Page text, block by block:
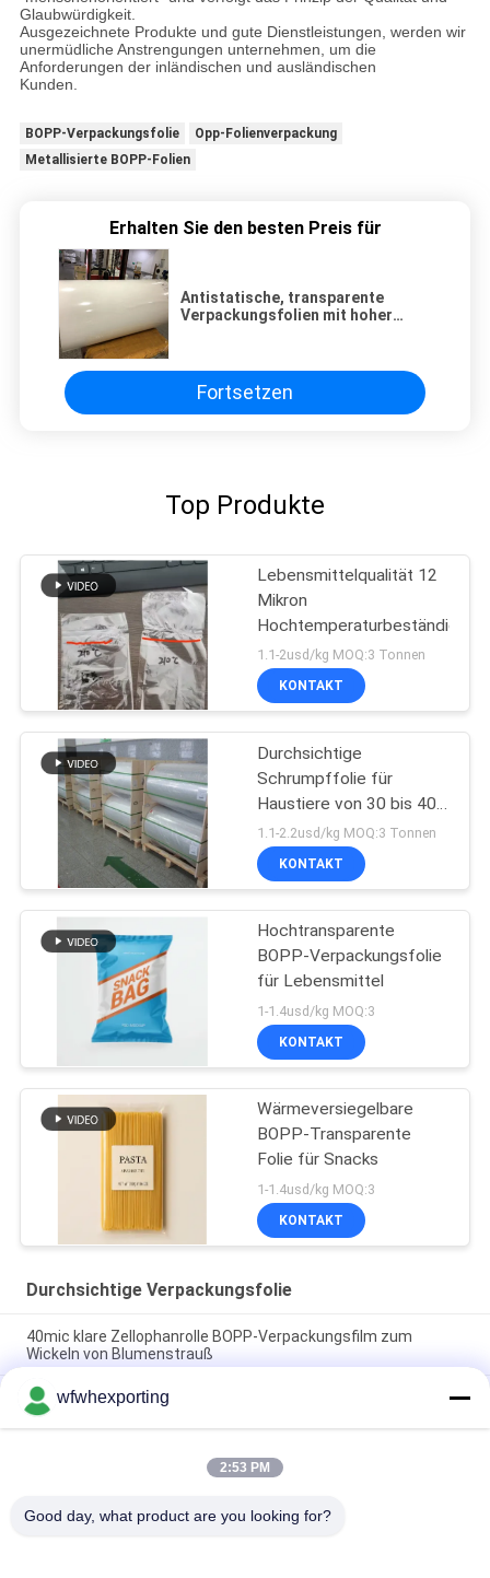
Glaubwürdigkeit.
Ausgezeichnete Produkte und gute Dienstleistungen, werden wir
unermüdliche Anstrengungen unternehmen, um die
Anforderungen der inländischen und ausländischen
Kunden.
BOPP-Verpackungsfolie
Opp-Folienverpackung
Metallisierte BOPP-Folien
Erhalten Sie den besten Preis für
Antistatische, transparente
Verpackungsfolien mit hoher
Fortsetzen
Top Produkte
Lebensmittelqualität 12
Mikron
Hochtemperaturbeständig
1.1-2usd/kg MOQ:3 Tonnen
KONTAKT
Durchsichtige
Schrumpffolie für
Haustiere von 30 bis 40
mm
1.1-2.2usd/kg MOQ:3 Tonnen
KONTAKT
Hochtransparente
BOPP-Verpackungsfolie
für Lebensmittel
1-1.4usd/kg MOQ:3
KONTAKT
Wärmeversiegelbare
BOPP-Transparente
Folie für Snacks
1-1.4usd/kg MOQ:3
KONTAKT
Durchsichtige Verpackungsfolie
40mic klare Zellophanrolle BOPP-Verpackungsfilm zum
Wickeln von Blumenstrauß
Einseitige und zweiseitige BOPP-Hitzeversiegelung
Reißverschluss, umweltfreundlich, aus Plastik, flüssig,
biologisch gefährlich, biologisch gefährlich, medizinisch
wfwhexporting
2:53 PM
Good day, what product are you looking for?